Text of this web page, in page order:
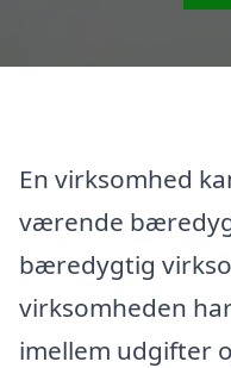
En virksomhed
værende
bæredygtig
virksomheden
imellem udgifter